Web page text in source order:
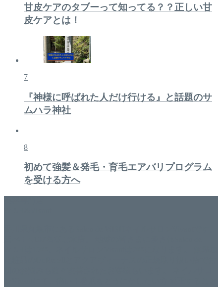
甘皮ケアのタブーって知ってる？？正しい甘
皮ケアとは！
7
『神様に呼ばれた人だけ行ける』と話題のサ
ムハラ神社
8
初めて強髪＆発毛・育毛エアバリプログラム
を受ける方へ